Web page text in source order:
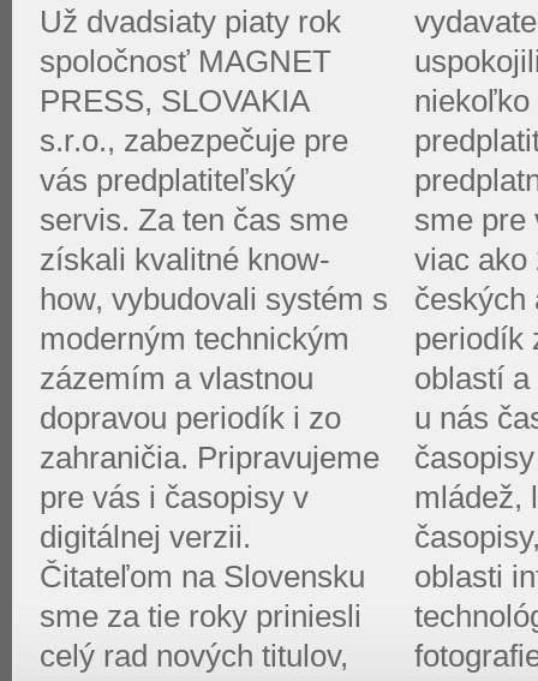
Už dvadsiaty piaty rok
spoločnosť MAGNET
PRESS, SLOVAKIA
s.r.o., zabezpečuje pre
vás predplatiteľský
servis. Za ten čas sme
získali kvalitné know-
how, vybudovali systém s
moderným technickým
zázemím a vlastnou
dopravou periodík i zo
zahraničia. Pripravujeme
pre vás i časopisy v
digitálnej verzii.
Čitateľom na Slovensku
sme za tie roky priniesli
celý rad nových titulov,
sme pre
viac ako
českých
periodík
oblastí a
u nás
mládež,
oblasti